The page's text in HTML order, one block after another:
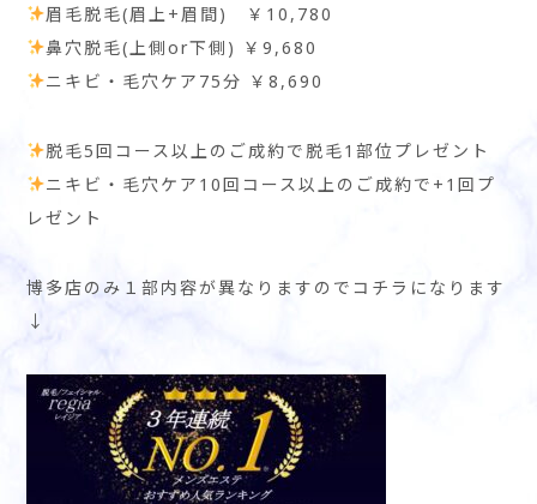
眉毛脱毛(眉上+眉間) ￥10,780
鼻穴脱毛(上側or下側) ￥9,680
ニキビ・毛穴ケア75分 ￥8,690
脱毛5回コース以上のご成約で脱毛1部位プレゼント
ニキビ・毛穴ケア10回コース以上のご成約で+1回プ
レゼント
博多店のみ１部内容が異なりますのでコチラになります
↓